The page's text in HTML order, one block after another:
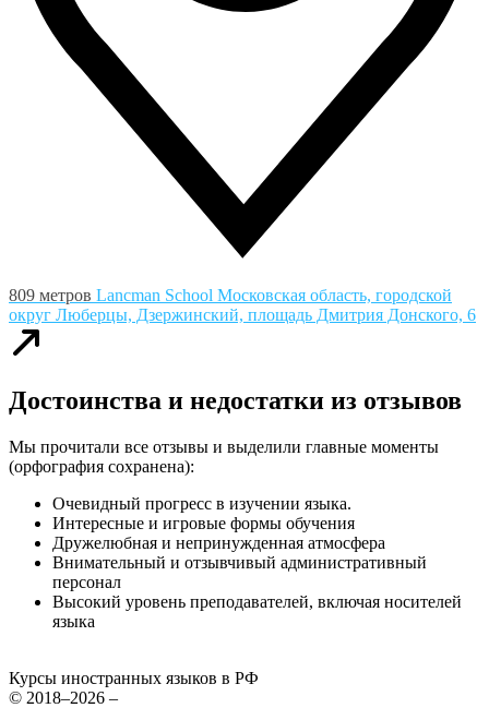
809 метров Lancman School Московская область, городской
округ Люберцы, Дзержинский, площадь Дмитрия Донского, 6
Достоинства и недостатки из отзывов
Мы прочитали все отзывы и выделили главные моменты
(орфография сохранена):
Очевидный прогресс в изучении языка.
Интересные и игровые формы обучения
Дружелюбная и непринужденная атмосфера
Внимательный и отзывчивый административный
персонал
Высокий уровень преподавателей, включая носителей
языка
Курсы иностранных языков в РФ
© 2018–2026 –